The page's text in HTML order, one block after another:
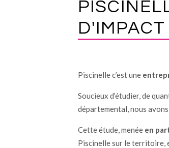
Piscinelle c’est une
Soucieux d‘étudier, de
départemental, nous
Cette étude, menée en
Piscinelle sur le territoire,